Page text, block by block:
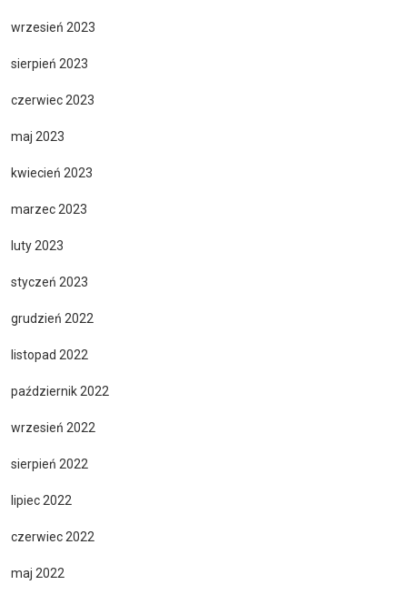
wrzesień 2023
sierpień 2023
czerwiec 2023
maj 2023
kwiecień 2023
marzec 2023
luty 2023
styczeń 2023
grudzień 2022
listopad 2022
październik 2022
wrzesień 2022
sierpień 2022
lipiec 2022
czerwiec 2022
maj 2022